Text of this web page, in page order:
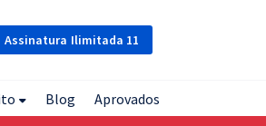
Assinatura Ilimitada 11
Blog Aprovados